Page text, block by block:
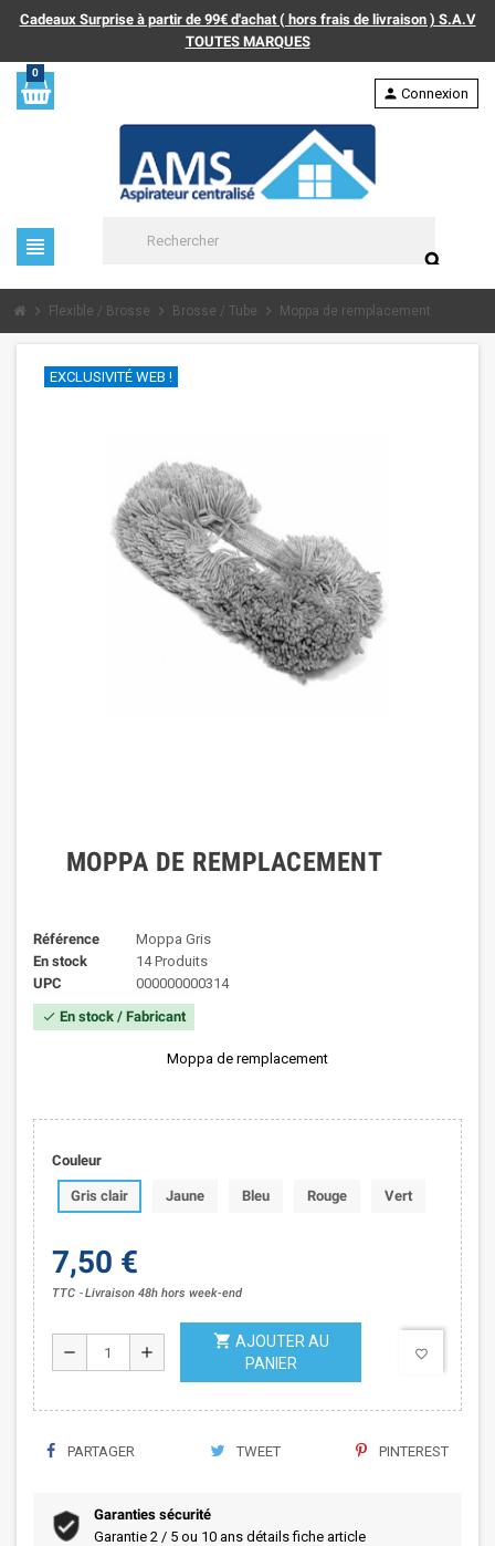
Cadeaux Surprise à partir de 99€ d'achat ( hors frais de livraison ) S.A.V
TOUTES MARQUES
0
view_headline
search
person Connexion
chevron_right Flexible / Brosse chevron_right Brosse / Tube chevron_right Moppa de remplacement
EXCLUSIVITÉ WEB !
MOPPA DE REMPLACEMENT
Référence
Moppa Gris
En stock
14 Produits
UPC
000000000314
check En stock / Fabricant
Moppa de remplacement
Couleur
Gris clair Jaune Bleu Rouge Vert
7,50 €
TTC Livraison 48h hors week-end
remove add
shopping_cart AJOUTER AU
PANIER
favorite_border
PARTAGER TWEET PINTEREST
Garanties sécurité
Garantie 2 / 5 ou 10 ans détails fiche article